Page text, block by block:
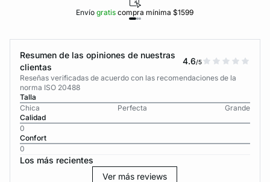
Envíogratiscompra mínima $1599
Resumen de las opiniones de nuestras
clientas
4.6/5
Reseñas verificadas de acuerdo con las recomendaciones de la
norma ISO 20488
Talla
Chica
Perfecta
Grande
Calidad
0
Confort
0
Los más recientes
Ver más reviews